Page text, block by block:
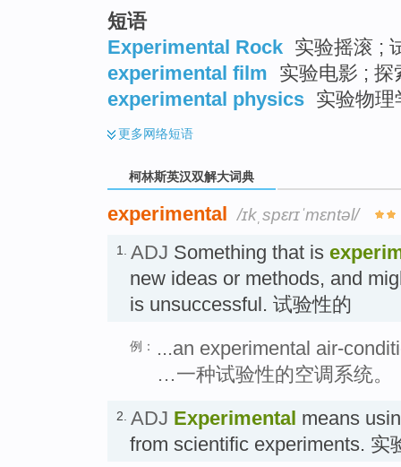
短语
Experimental Rock 实验摇滚 ;
experimental film 实验电影 ; 探
experimental physics 实验物理
更多网络短语
柯林斯英汉双解大词典
experimental /ɪkˌspɛrɪˈmɛntəl/
1. ADJ Something that is
new ideas or methods, and
is unsuccessful. 试验性的
例：
...an experimental air-
…一种试验性的空调系统。
2. ADJ Experimental means
from scientific experiments. 实